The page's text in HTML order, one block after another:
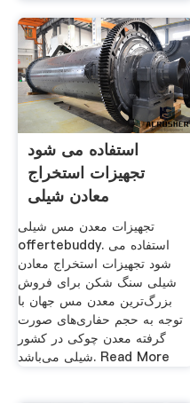
استفاده می شود
تجهیزات استخراج
معادن شیلی
تجهیزات معدن مس شیلی
offertebuddy. استفاده می
شود تجهیزات استخراج معادن
شیلی سنگ شکن برای فروش
بزرگ‌ترین معدن مس جهان با
توجه به حجم حفاری‌های صورت
گرفته معدن چوکی در کشور
شیلی می‌باشد. Read More